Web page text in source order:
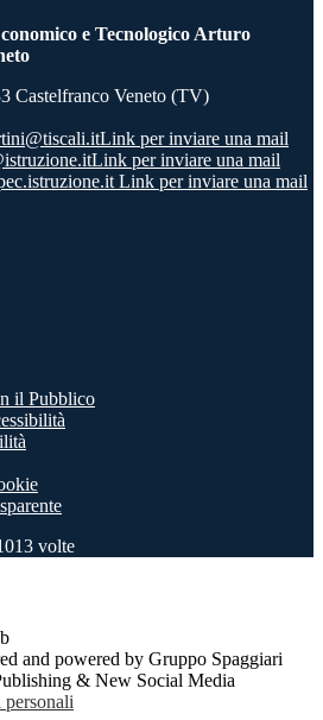
e Tecnologico Arturo
Castelfranco Veneto (TV)
Link per inviare una mail
Link per inviare una mail
Link per inviare una mail
il Pubblico
volte
and powered by Gruppo Spaggiari
& New Social Media